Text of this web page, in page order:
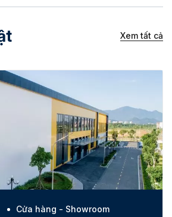
Xem tất cả
Cửa hàng - Showroom